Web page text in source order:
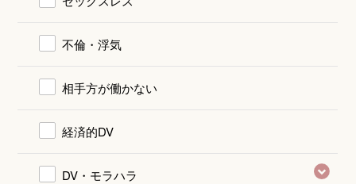
不倫・浮気
相手方が働かない
経済的DV
DV・モラハラ